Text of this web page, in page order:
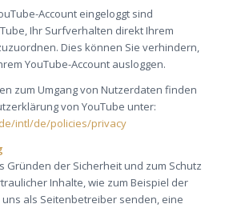
Account eingeloggt sind
Ihr Surfverhalten direkt Ihrem
Dies können Sie verhindern,
YouTube-Account ausloggen.
zum Umgang von Nutzerdaten finden
von YouTube unter:
intl/de/policies/privacy
Gründen der Sicherheit und zum Schutz
Inhalte, wie zum Beispiel der
als Seitenbetreiber senden, eine